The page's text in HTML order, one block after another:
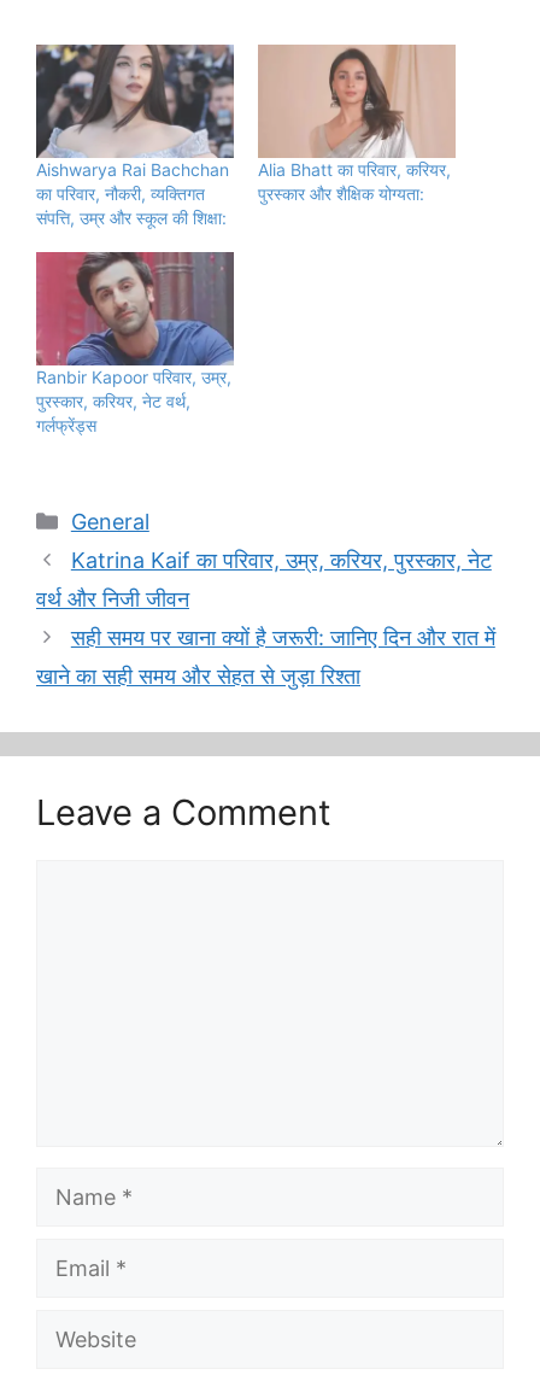
Aishwarya Rai Bachchan
का परिवार, नौकरी, व्यक्तिगत
संपत्ति, उम्र और स्कूल की शिक्षा:
Alia Bhatt का परिवार, करियर,
पुरस्कार और शैक्षिक योग्यता:
Ranbir Kapoor परिवार, उम्र,
पुरस्कार, करियर, नेट वर्थ,
गर्लफ्रेंड्स
Categories
General
Katrina Kaif का परिवार, उम्र, करियर, पुरस्कार, नेट
वर्थ और निजी जीवन
सही समय पर खाना क्यों है जरूरी: जानिए दिन और रात में
खाने का सही समय और सेहत से जुड़ा रिश्ता
Leave a Comment
Website